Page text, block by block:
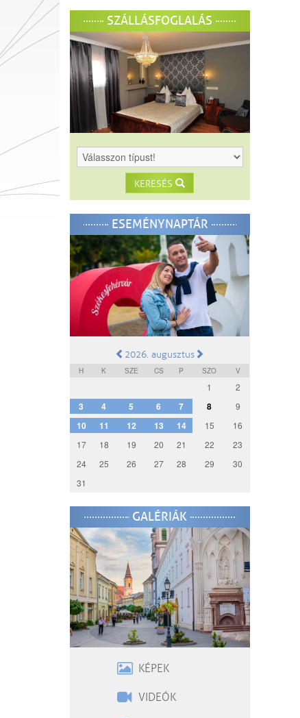
SZÁLLÁSFOGLALÁS
KERESÉS
ESEMÉNYNAPTÁR
2026. augusztus
H K SZE CS P SZO V
1 2
3 4 5 6 7 8 9
10 11 12 13 14 15
16
17
18 19 20 21 22
23
24
25 26 27 28 29
30
31
GALÉRIÁK
KÉPEK
VIDEÓK